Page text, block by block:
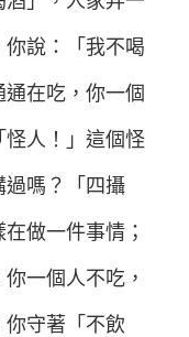
說：「我不喝
在吃，你一個
怪人！」這個怪
過嗎？「四攝
做一件事情；
一個人不吃，
守著「不飲